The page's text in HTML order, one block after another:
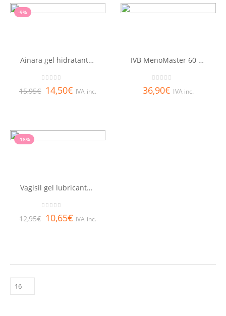
-9%
Ainara gel hidratante vaginal 7g
out of 5
15,95€ 14,50€ IVA inc.
IVB MenoMaster 60 cáps
0 out of 5
36,90€ IVA inc.
-18%
Vagisil gel lubricante vaginal 30 g
out of 5
12,95€ 10,65€ IVA inc.